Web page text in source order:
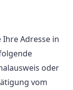
Ihre Adresse in
oder
vom